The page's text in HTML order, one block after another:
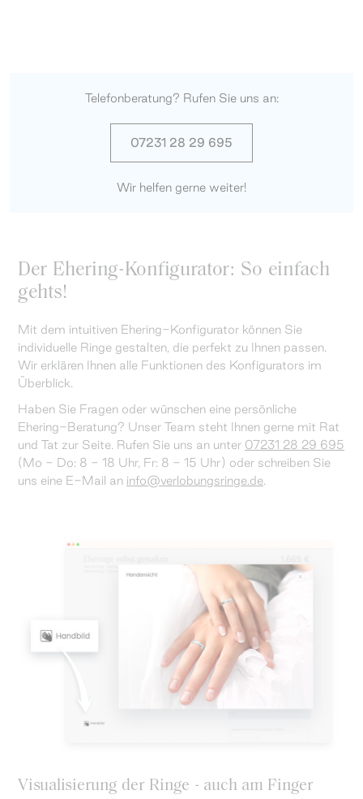
Telefonberatung? Rufen Sie uns an:
07231 28 29 695
Wir helfen gerne weiter!
Der Ehering-Konfigurator: So einfach
gehts!
Mit dem intuitiven Ehering-Konfigurator können Sie
individuelle Ringe gestalten, die perfekt zu Ihnen passen.
Wir erklären Ihnen alle Funktionen des Konfigurators im
Überblick.
Haben Sie Fragen oder wünschen eine persönliche
Ehering-Beratung? Unser Team steht Ihnen gerne mit Rat
und Tat zur Seite. Rufen Sie uns an unter 07231 28 29 695
(Mo - Do: 8 - 18 Uhr, Fr: 8 - 15 Uhr) oder schreiben Sie
uns eine E-Mail an info@verlobungsringe.de.
Visualisierung der Ringe - auch am Finger